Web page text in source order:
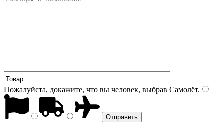
Пожалуйста, докажите, что вы человек, выбрав Самолёт.